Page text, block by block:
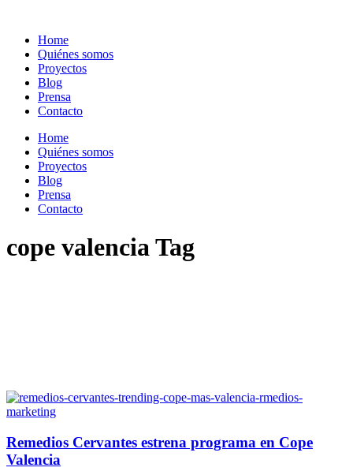
Home
Quiénes somos
Proyectos
Blog
Prensa
Contacto
Home
Quiénes somos
Proyectos
Blog
Prensa
Contacto
cope valencia Tag
Remedios Cervantes estrena programa en Cope
Valencia